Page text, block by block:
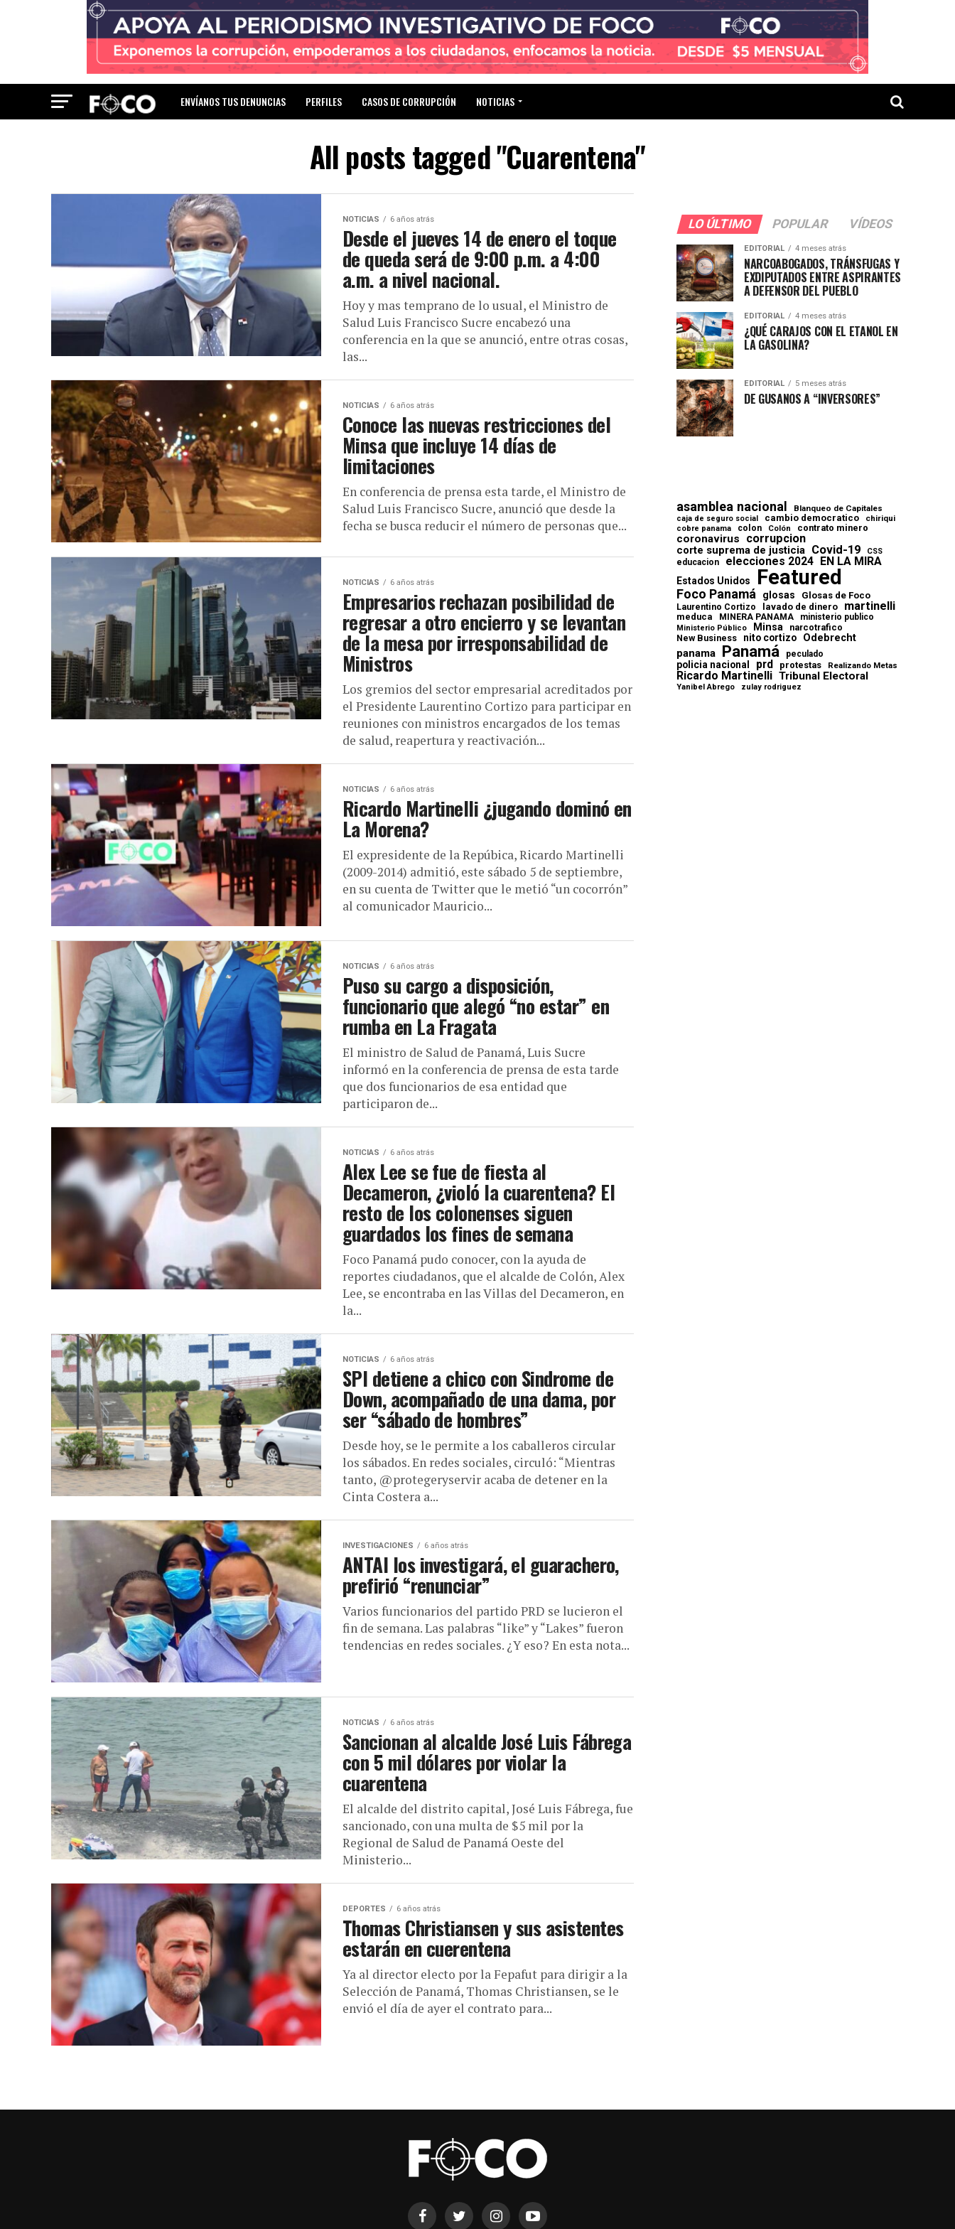
ENVÍANOS TUS DENUNCIAS PERFILES CASOS DE CORRUPCIÓN NOTICIAS
All posts tagged "Cuarentena"
NOTICIAS 6 años atrás
Desde el jueves 14 de enero el toque
de queda será de 9:00 p.m. a 4:00
a.m. a nivel nacional.
Hoy y mas temprano de lo usual, el Ministro de
Salud Luis Francisco Sucre encabezó una
conferencia en la que se anunció, entre otras cosas,
las...
NOTICIAS 6 años atrás
Conoce las nuevas restricciones del
Minsa que incluye 14 días de
limitaciones
En conferencia de prensa esta tarde, el Ministro de
Salud Luis Francisco Sucre, anunció que desde la
fecha se busca reducir el número de personas que...
NOTICIAS 6 años atrás
Empresarios rechazan posibilidad de
regresar a otro encierro y se levantan
de la mesa por irresponsabilidad de
Ministros
Los gremios del sector empresarial acreditados por
el Presidente Laurentino Cortizo para participar en
reuniones con ministros encargados de los temas
de salud, reapertura y reactivación...
NOTICIAS 6 años atrás
Ricardo Martinelli ¿jugando dominó en
La Morena?
El expresidente de la Repúbica, Ricardo Martinelli
(2009-2014) admitió, este sábado 5 de septiembre,
en su cuenta de Twitter que le metió “un cocorrón”
al comunicador Mauricio...
NOTICIAS 6 años atrás
Puso su cargo a disposición,
funcionario que alegó “no estar” en
rumba en La Fragata
El ministro de Salud de Panamá, Luis Sucre
informó en la conferencia de prensa de esta tarde
que dos funcionarios de esa entidad que
participaron de...
NOTICIAS 6 años atrás
Alex Lee se fue de fiesta al
Decameron, ¿violó la cuarentena? El
resto de los colonenses siguen
guardados los fines de semana
Foco Panamá pudo conocer, con la ayuda de
reportes ciudadanos, que el alcalde de Colón, Alex
Lee, se encontraba en las Villas del Decameron, en
la...
NOTICIAS 6 años atrás
SPI detiene a chico con Sindrome de
Down, acompañado de una dama, por
ser “sábado de hombres”
Desde hoy, se le permite a los caballeros circular
los sábados. En redes sociales, circuló: “Mientras
tanto, @protegeryservir acaba de detener en la
Cinta Costera a...
INVESTIGACIONES 6 años atrás
ANTAI los investigará, el guarachero,
prefirió “renunciar”
Varios funcionarios del partido PRD se lucieron el
fin de semana. Las palabras “like” y “Lakes” fueron
tendencias en redes sociales. ¿Y eso? En esta nota...
NOTICIAS 6 años atrás
Sancionan al alcalde José Luis Fábrega
con 5 mil dólares por violar la
cuarentena
El alcalde del distrito capital, José Luis Fábrega, fue
sancionado, con una multa de $5 mil por la
Regional de Salud de Panamá Oeste del
Ministerio...
DEPORTES 6 años atrás
Thomas Christiansen y sus asistentes
estarán en cuerentena
Ya al director electo por la Fepafut para dirigir a la
Selección de Panamá, Thomas Christiansen, se le
envió el día de ayer el contrato para...
LO ÚLTIMO POPULAR VÍDEOS
EDITORIAL 4 meses atrás
NARCOABOGADOS, TRÁNSFUGAS Y
EXDIPUTADOS ENTRE ASPIRANTES
A DEFENSOR DEL PUEBLO
EDITORIAL 4 meses atrás
¿QUÉ CARAJOS CON EL ETANOL EN
LA GASOLINA?
EDITORIAL 5 meses atrás
DE GUSANOS A “INVERSORES”
asamblea nacional Blanqueo de Capitales
caja de seguro social cambio democratico chiriqui
cobre panama colon Colón contrato minero
coronavirus corrupcion
corte suprema de justicia Covid-19 CSS
educacion elecciones 2024 EN LA MIRA
Estados Unidos Featured
Foco Panamá glosas Glosas de Foco
Laurentino Cortizo lavado de dinero martinelli
meduca MINERA PANAMA ministerio publico
Ministerio Público Minsa
narcotrafico
New Business
nito cortizo
Odebrecht
panama Panamá peculado
policia nacional prd protestas Realizando Metas
Ricardo Martinelli Tribunal Electoral
Yanibel Abrego zulay rodriguez